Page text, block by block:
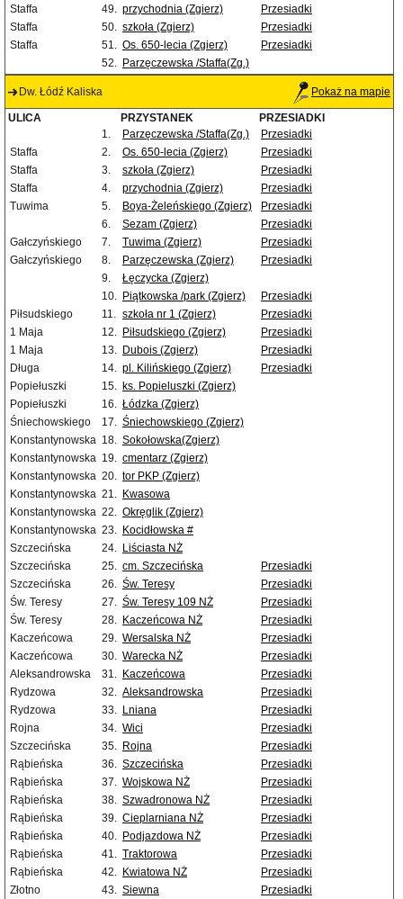
Staffa
49. przychodnia (Zgierz)
Przesiadki
Staffa
50. szkoła (Zgierz)
Przesiadki
Staffa
51. Os. 650-lecia (Zgierz)
Przesiadki
52. Parzęczewska /Staffa(Zg.)
Dw. Łódź Kaliska Pokaż na mapie
ULICA PRZYSTANEK
PRZESIADKI
1.
Parzęczewska /Staffa(Zg.)
Przesiadki
Staffa
2. Os. 650-lecia (Zgierz)
Przesiadki
Staffa
3. szkoła (Zgierz)
Przesiadki
Staffa
4. przychodnia (Zgierz)
Przesiadki
Tuwima
5. Boya-Żeleńskiego (Zgierz)
Przesiadki
6.
Sezam (Zgierz)
Przesiadki
Gałczyńskiego
7. Tuwima (Zgierz)
Przesiadki
Gałczyńskiego
8. Parzęczewska (Zgierz)
Przesiadki
9.
Łęczycka (Zgierz)
10. Piątkowska /park (Zgierz)
Przesiadki
Piłsudskiego
11. szkoła nr 1 (Zgierz)
Przesiadki
1 Maja
12. Piłsudskiego (Zgierz)
Przesiadki
1 Maja
13. Dubois (Zgierz)
Przesiadki
Długa
14. pl. Kilińskiego (Zgierz)
Przesiadki
Popiełuszki
15. ks. Popieluszki (Zgierz)
Popiełuszki
16. Łódzka (Zgierz)
Śniechowskiego
17. Śniechowskiego (Zgierz)
Konstantynowska 18. Sokołowska(Zgierz)
Konstantynowska 19. cmentarz (Zgierz)
Konstantynowska 20. tor PKP (Zgierz)
Konstantynowska 21. Kwasowa
Konstantynowska 22. Okręglik (Zgierz)
Konstantynowska 23. Kocidłowska #
Szczecińska
24. Liściasta NŻ
Szczecińska
25. cm. Szczecińska
Przesiadki
Szczecińska
26. Św. Teresy
Przesiadki
Św. Teresy
27. Św. Teresy 109 NŻ
Przesiadki
Św. Teresy
28. Kaczeńcowa NŻ
Przesiadki
Kaczeńcowa
29. Wersalska NŻ
Przesiadki
Kaczeńcowa
30. Warecka NŻ
Przesiadki
Aleksandrowska
31. Kaczeńcowa
Przesiadki
Rydzowa
32. Aleksandrowska
Przesiadki
Rydzowa
33. Lniana
Przesiadki
Rojna
34. Wici
Przesiadki
Szczecińska
35. Rojna
Przesiadki
Rąbieńska
36. Szczecińska
Przesiadki
Rąbieńska
37. Wojskowa NŻ
Przesiadki
Rąbieńska
38. Szwadronowa NŻ
Przesiadki
Rąbieńska
39. Cieplarniana NŻ
Przesiadki
Rąbieńska
40. Podjazdowa NŻ
Przesiadki
Rąbieńska
41. Traktorowa
Przesiadki
Rąbieńska
42. Kwiatowa NŻ
Przesiadki
Złotno
43. Siewna Przesiadki